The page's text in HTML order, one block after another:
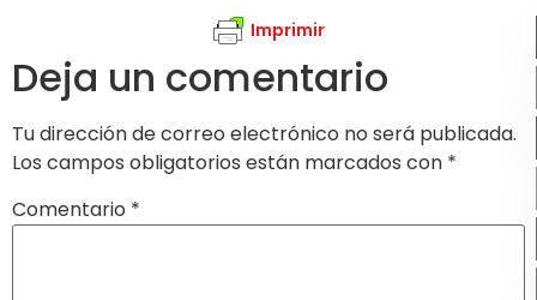
Imprimir
Deja un comentario
Tu dirección de correo electrónico no será publicada.
Los campos obligatorios están marcados con *
Comentario *